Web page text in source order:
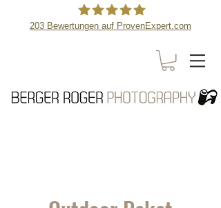
Berger Roger Photography
203 Bewertungen auf ProvenExpert.com